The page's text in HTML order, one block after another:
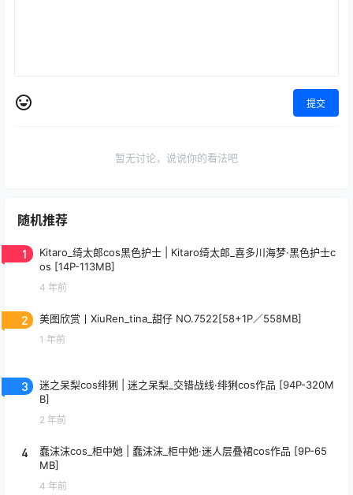
提交
暂无讨论，说说你的看法吧
随机推荐
1
Kitaro_绮太郎cos黑色护士 | Kitaro绮太郎_喜多川海梦·黑色护士c
os [14P-113MB]
4 年前
2 美图欣赏丨XiuRen_tina_甜仔 NO.7522[58+1P／558MB]
1 年前
3
迷之呆梨cos绯猁 | 迷之呆梨_交错战线·绯猁cos作品 [94P-320M
B]
2 年前
4
蠢沫沫cos_柜中她 | 蠢沫沫_柜中她·迷人层叠裙cos作品 [9P-65
MB]
4 年前